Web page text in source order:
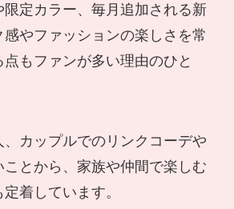
限定カラー、毎月追加される新
やファッションの楽しさを常
もファンが多い理由のひと
、カップルでのリンクコーデや
ことから、家族や仲間で楽しむ
着しています。